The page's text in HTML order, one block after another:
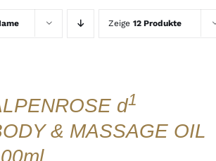
Zeige 12 Produkte
d1
& MASSAGE OIL